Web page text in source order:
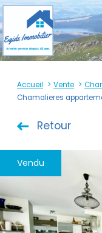
Accueil
Accueil Vente
Chamalieres
Retour
Vendu